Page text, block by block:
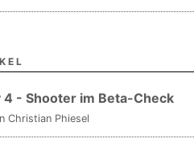
4 - Shooter im Beta-Check
Christian Phiesel